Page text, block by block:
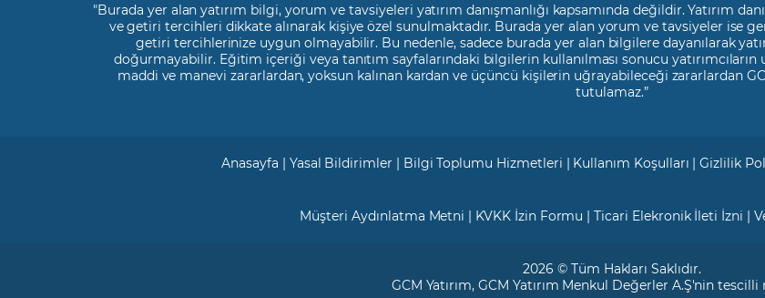
"Burada yer alan yatırım bilgi, yorum ve tavsiyeleri yatırım danışmanlığı kapsamında değildir. Yatırım
ve getiri tercihleri dikkate alınarak kişiye özel sunulmaktadır. Burada yer alan yorum ve tavsiyeler ise
getiri tercihlerinize uygun olmayabilir. Bu nedenle, sadece burada yer alan bilgilere dayanılarak
doğurmayabilir. Eğitim içeriği veya tanıtım sayfalarındaki bilgilerin kullanılması sonucu
maddi ve manevi zararlardan, yoksun kalınan kardan ve üçüncü kişilerin uğrayabileceği zararlardan
tutulamaz.”
Anasayfa | Yasal Bildirimler | Bilgi Toplumu Hizmetleri | Kullanım Koşulları |Gizlilik
Müşteri Aydınlatma Metni | KVKK İzin Formu |Ticari Elekronik İleti İzni |
2026 © Tüm Hakları Saklıdır.
GCM Yatırım, GCM Yatırım Menkul Değerler A.Ş'nin tescilli